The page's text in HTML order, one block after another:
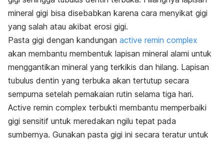
mineral gigi bisa disebabkan karena cara menyikat gigi
yang salah atau akibat erosi gigi.
Pasta gigi dengan kandungan active remin complex
akan membantu membentuk lapisan mineral alami untuk
menggantikan mineral yang terkikis dan hilang. Lapisan
tubulus dentin yang terbuka akan tertutup secara
sempurna setelah pemakaian rutin selama tiga hari.
Active remin complex terbukti membantu memperbaiki
gigi sensitif untuk meredakan ngilu tepat pada
sumbernya. Gunakan pasta gigi ini secara teratur untuk